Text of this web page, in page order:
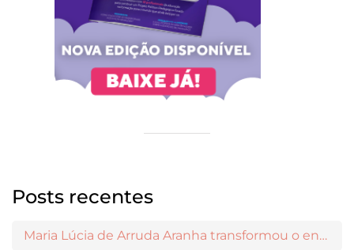
Posts recentes
Maria Lúcia de Arruda Aranha transformou o ensino de Filosofia no Brasil